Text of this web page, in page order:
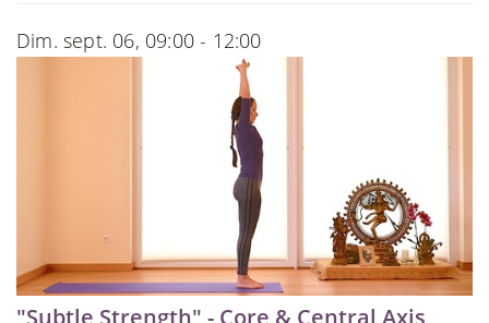
Dim. sept. 06, 09:00 - 12:00
"Subtle Strength" - Core & Central Axis